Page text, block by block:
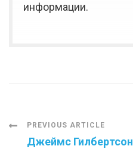
информации.
Post
PREVIOUS ARTICLE
Джеймс Гилбертсон